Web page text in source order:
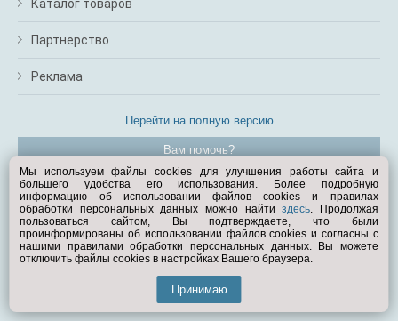
Каталог товаров
Партнерство
Реклама
Перейти на полную версию
Вам помочь?
© Exist.ru 1998—2026
Мы используем файлы cookies для улучшения работы сайта и
большего удобства его использования. Более подробную
информацию об использовании файлов cookies и правилах
обработки персональных данных можно найтиздесь. Продолжая
пользоваться сайтом, Вы подтверждаете, что были
проинформированы об использовании файлов cookies и согласны с
нашими правилами обработки персональных данных. Вы можете
отключить файлы cookies в настройках Вашего браузера.
Принимаю